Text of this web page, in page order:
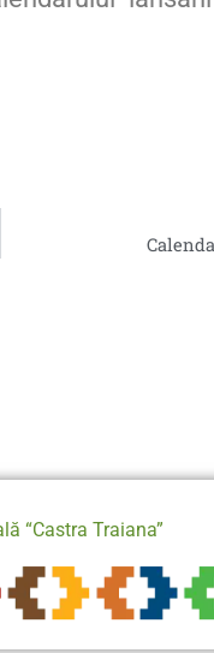
“Castra Traiana”